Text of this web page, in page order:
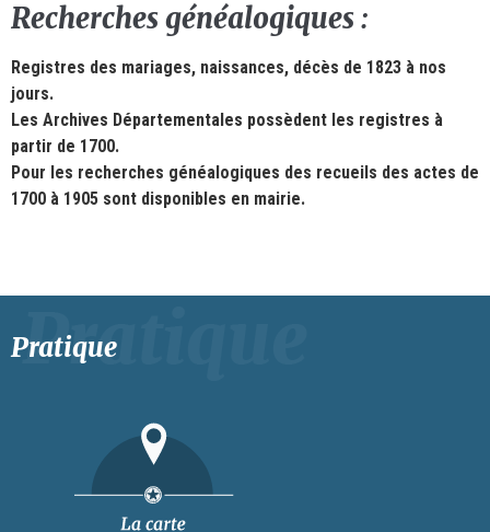
Recherches généalogiques :
Registres des mariages, naissances, décès de 1823 à nos
jours.
Les Archives Départementales possèdent les registres à
partir de 1700.
Pour les recherches généalogiques des recueils des actes de
1700 à 1905 sont disponibles en mairie.
Pratique